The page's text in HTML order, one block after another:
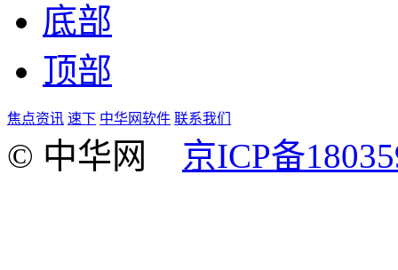
底部
顶部
焦点资讯 速下 中华网软件 联系我们
© 中华网 京ICP备